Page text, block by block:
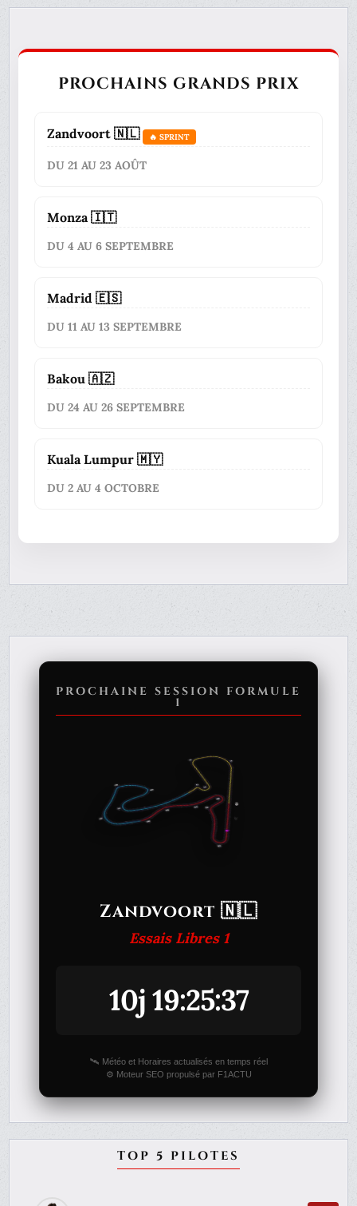
PROCHAINS GRANDS PRIX
Zandvoort 🇳🇱 🔥 SPRINT
DU 21 AU 23 AOÛT
Monza 🇮🇹
DU 4 AU 6 SEPTEMBRE
Madrid 🇪🇸
DU 11 AU 13 SEPTEMBRE
Bakou 🇦🇿
DU 24 AU 26 SEPTEMBRE
Kuala Lumpur 🇲🇾
DU 2 AU 4 OCTOBRE
PROCHAINE SESSION FORMULE
1
Zandvoort 🇳🇱
Essais Libres 1
10j 19:25:37
🛰️ Météo et Horaires actualisés en temps réel
⚙️ Moteur SEO propulsé par F1ACTU
TOP 5 PILOTES